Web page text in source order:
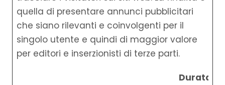
quella di presentare annunci pubblicitari
che siano rilevanti e coinvolgenti per il
singolo utente e quindi di maggior valore
per editori e inserzionisti di terze parti.
Durata